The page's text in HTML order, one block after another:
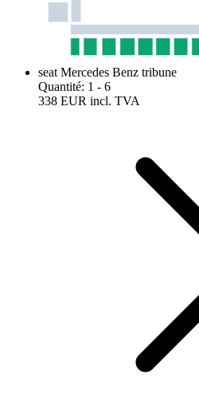
seat Mercedes Benz tribune
Quantité: 1 - 6
338 EUR incl. TVA